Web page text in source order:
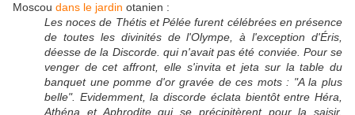
Moscou dans le jardin otanien :
Les noces de Thétis et Pélée furent célébrées en présence
de toutes les divinités de l'Olympe, à l'exception d'Éris
déesse de la Discorde. qui n'avait pas été conviée. Pour se
venger de cet affront, elle s'invita et jeta sur la table du
banquet une pomme d'or gravée de ces mots : "A la plus
belle". Evidemment, la discorde éclata bientôt entre Héra,
Athéna et Aphrodite qui se précipitèrent pour la saisir.